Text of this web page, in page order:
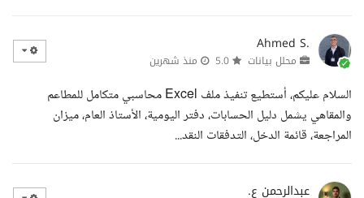
Ahmed S.
محلل بيانات منذ شهرين
السلام عليكم، أستطيع تنفيذ ملف Excel محاسبي متكامل للمطاعم
والمقاهي يشمل دليل الحسابات، دفتر اليومية، الأستاذ العام، ميزان
المراجعة، قائمة الدخل، التدفقات النقد...
عبدالرحمن ع.